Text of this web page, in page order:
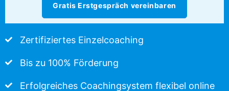
Gratis Erstgespräch vereinbaren
Zertifiziertes Einzelcoaching
Bis zu 100% Förderung
Erfolgreiches Coachingsystem flexibel online